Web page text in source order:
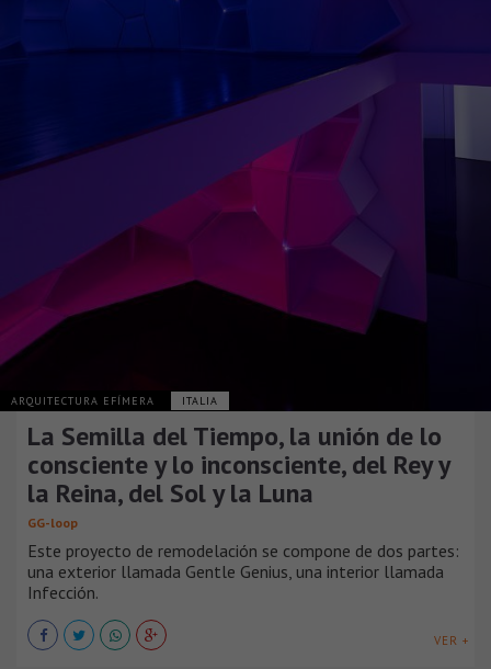
ARQUITECTURA EFÍMERA ITALIA
La Semilla del Tiempo, la unión de lo
consciente y lo inconsciente, del Rey y
la Reina, del Sol y la Luna
GG-loop
Este proyecto de remodelación se compone de dos partes:
una exterior llamada Gentle Genius, una interior llamada
Infección.
VER +